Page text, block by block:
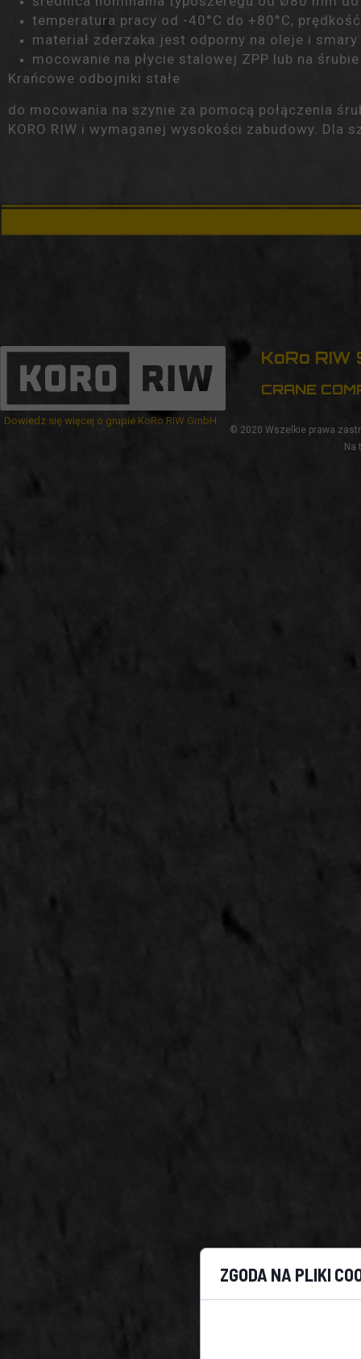
temperatura pracy od -40°C do +80°C,
materiał zderzaka jest odporny na oleje i smary
mocowanie na płycie stalowej ZPP lub na
Krańcowe odbojniki stałe
do mocowania na szynie za pomocą połączenia
KORO RIW i wymaganej wysokości zabudowy.
Dowiedz się więcej o grupie KoRo RIW GmbH
KoRo RIW
CRANE
© 2020 Wszelkie prawa
Na
ZGODA NA PLIKI